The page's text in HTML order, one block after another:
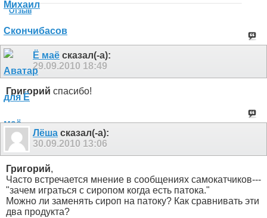
Отзыв
Ё маё сказал(-а):
29.09.2010 18:49
Григорий спасибо!
Лёша сказал(-а):
30.09.2010 13:06
Григорий,
Часто встречается мнение в сообщениях самокатчиков---
"зачем играться с сиропом когда есть патока."
Можно ли заменять сироп на патоку? Как сравнивать эти
два продукта?